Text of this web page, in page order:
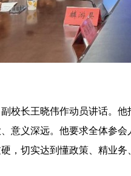
副校长王晓伟作动员讲话。他
意义深远。他要求全体参
，切实达到懂政策、精业